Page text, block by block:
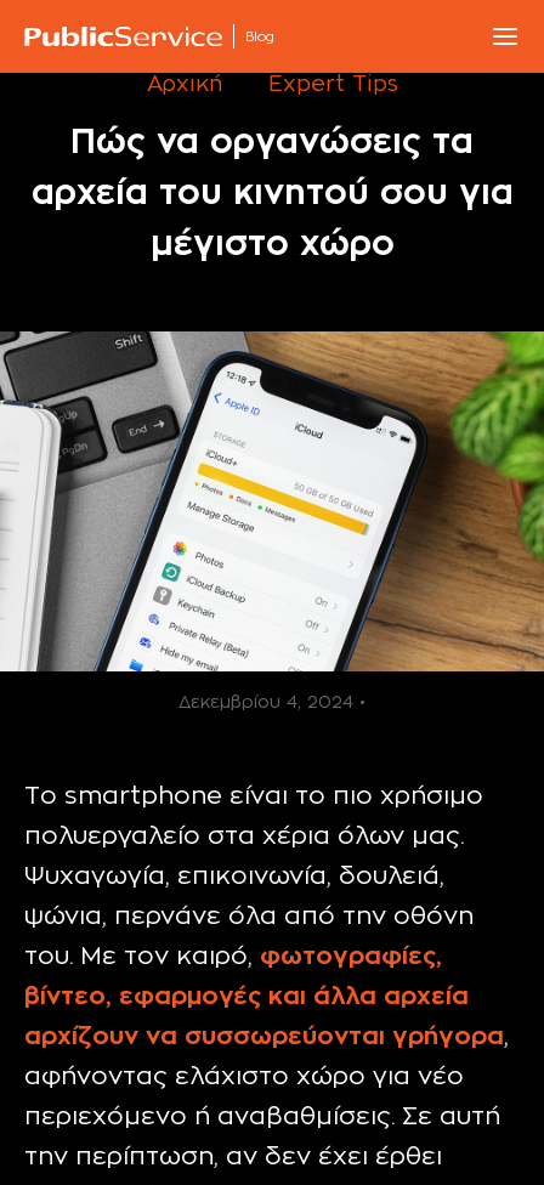
Blog
Αρχική Expert Tips
Πώς να οργανώσεις τα
αρχεία του κινητού σου για
μέγιστο χώρο
Δεκεμβρίου 4, 2024 •
Το smartphone είναι το πιο χρήσιμο
πολυεργαλείο στα χέρια όλων μας.
Ψυχαγωγία, επικοινωνία, δουλειά,
ψώνια, περνάνε όλα από την οθόνη
του. Με τον καιρό, φωτογραφίες,
βίντεο, εφαρμογές και άλλα αρχεία
αρχίζουν να συσσωρεύονται γρήγορα,
αφήνοντας ελάχιστο χώρο για νέο
περιεχόμενο ή αναβαθμίσεις. Σε αυτή
την περίπτωση, αν δεν έχει έρθει